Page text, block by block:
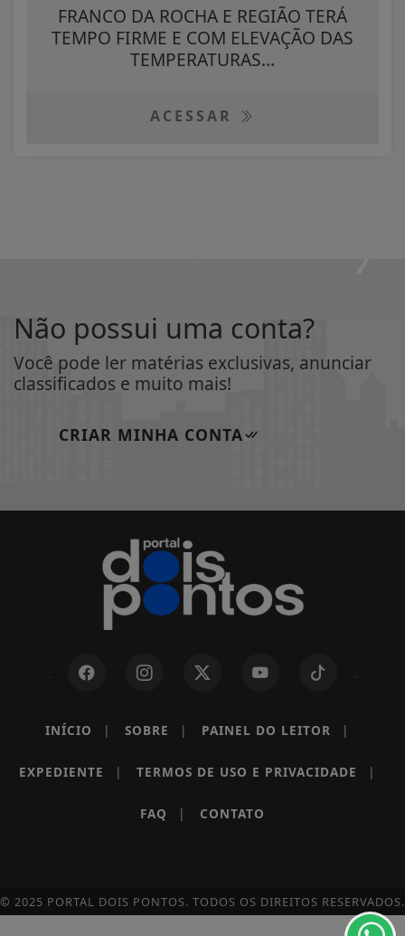
FRANCO DA ROCHA E REGIÃO TERÁ
TEMPO FIRME E COM ELEVAÇÃO DAS
TEMPERATURAS...
ACESSAR
Não possui uma conta?
Você pode ler matérias exclusivas, anunciar
classificados e muito mais!
CRIAR MINHA CONTA
INÍCIO | SOBRE | PAINEL DO LEITOR |
EXPEDIENTE | TERMOS DE USO E PRIVACIDADE |
FAQ | CONTATO
© 2025 PORTAL DOIS PONTOS. TODOS OS DIREITOS RESERVADOS.
Termos de Uso e Privacidade
de Uso e Privacidade.